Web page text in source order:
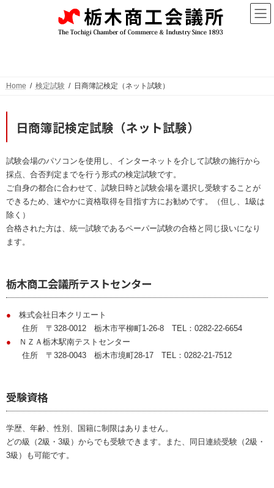
キ
にHome 検定試験 日商簿記検定（ネット試験）
日商簿記検定試験（ネット試験）
試験会場のパソコンを使用し、インターネットを介して試験の施行から
採点、合否判定までを行う形式の検定試験です。
ご自身の都合に合わせて、試験日時と試験会場を選択し受験することが
できるため、速やかに資格取得を目指す方にお勧めです。（但し、1級は
除く）
合格された方は、統一試験であるペーパー試験の合格と同じ扱いになり
ます。
栃木商工会議所テストセンター
● 株式会社日本クリエート
住所 〒328-0012 栃木市平柳町1-26-8 TEL：0282-22-6654
●
ＮＺＡ栃木駅南テストセンター
住所 〒328-0043 栃木市境町28-17 TEL：0282-21-7512
受験資格
学歴、年齢、性別、国籍に制限はありません。
どの級（2級・3級）からでも受験できます。また、同日連続受験（2級・
3級）も可能です。